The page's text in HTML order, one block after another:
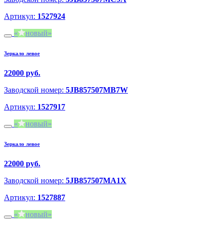
Артикул: 1527924
новый
Зеркало левое
22000 руб.
Заводской номер: 5JB857507MB7W
Артикул: 1527917
новый
Зеркало левое
22000 руб.
Заводской номер: 5JB857507MA1X
Артикул: 1527887
новый